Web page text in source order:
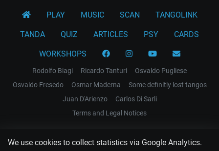
We use cookies to collect statistics via Google Analytics.
PLAY MUSIC SCAN TANGOLINK
TANDA QUIZ ARTICLES PSY CARDS
WORKSHOPS
Rodolfo Biagi Ricardo Tanturi
Osvaldo Pugliese
Osvaldo Fresedo
Osmar Maderna
Some definitly lost tangos
Juan D'Arienzo
Carlos Di Sarli
Terms and Legal Notices
EL RECODO TANGO